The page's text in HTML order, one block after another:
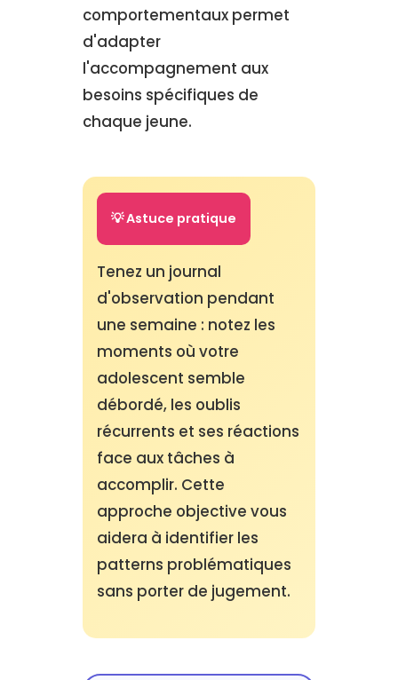
comportementaux permet
d'adapter
l'accompagnement aux
besoins spécifiques de
chaque jeune.
💡 Astuce pratique
Tenez un journal
d'observation pendant
une semaine : notez les
moments où votre
adolescent semble
débordé, les oublis
récurrents et ses réactions
face aux tâches à
accomplir. Cette
approche objective vous
aidera à identifier les
patterns problématiques
sans porter de jugement.